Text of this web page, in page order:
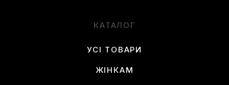
КАТАЛОГ
УСІ ТОВАРИ
ЖІНКАМ